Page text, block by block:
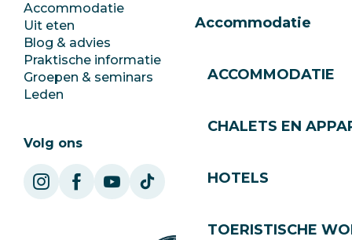
Accommodatie
ACCOMMODATIE
CHALETS EN
HOTELS
TOERISTISCHE
Accommodatie
Uit eten
Blog & advies
Praktische informatie
Groepen & seminars
Leden
Jobs
SoleGets
Volg ons